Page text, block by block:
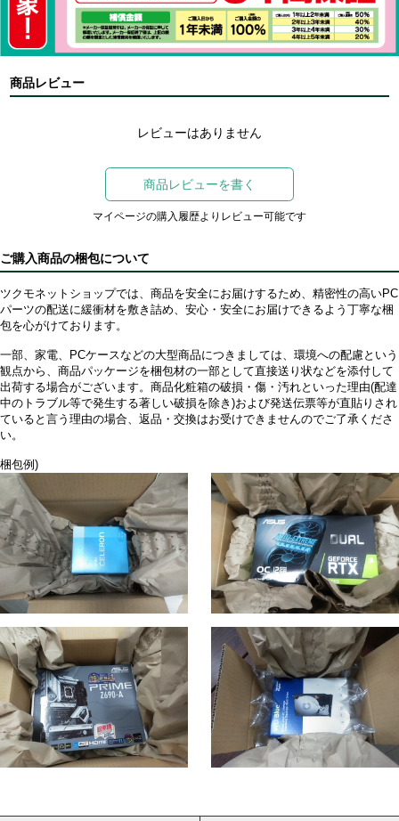
商品レビュー
レビューはありません
商品レビューを書く
マイページの購入履歴よりレビュー可能です
ご購入商品の梱包について
ツクモネットショップでは、商品を安全にお届けするため、精密性の高いPC
パーツの配送に緩衝材を敷き詰め、安心・安全にお届けできるよう丁寧な梱
包を心がけております。
一部、家電、PCケースなどの大型商品につきましては、環境への配慮という
観点から、商品パッケージを梱包材の一部として直接送り状などを添付して
出荷する場合がございます。商品化粧箱の破損・傷・汚れといった理由(配達
中のトラブル等で発生する著しい破損を除き)および発送伝票等が直貼りされ
ていると言う理由の場合、返品・交換はお受けできませんのでご了承くださ
い。
梱包例)